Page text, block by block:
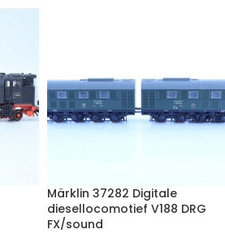
Märklin 37282 Digitale
diesellocomotief V188 DRG
FX/sound